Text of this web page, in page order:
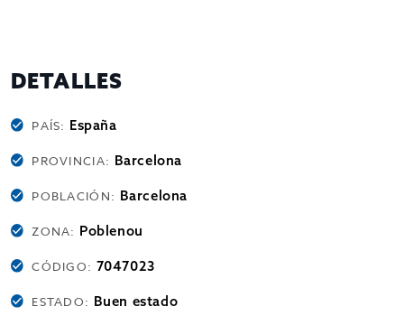
DETALLES
PAÍS: España
PROVINCIA: Barcelona
POBLACIÓN: Barcelona
ZONA: Poblenou
CÓDIGO: 7047023
ESTADO: Buen estado